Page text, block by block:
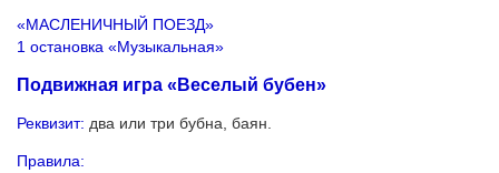
«МАСЛЕНИЧНЫЙ ПОЕЗД»
1 остановка «Музыкальная»
Подвижная игра «Веселый бубен»
Реквизит: два или три бубна, баян.
Правила: